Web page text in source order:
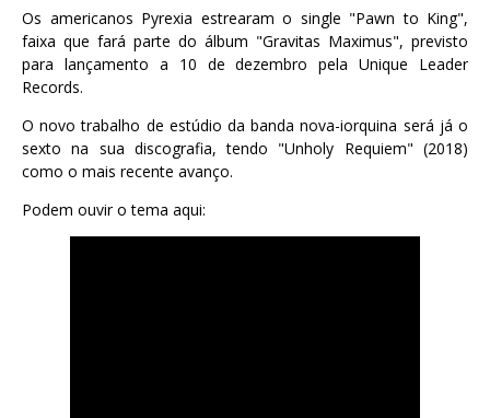
Os americanos Pyrexia estrearam o single "Pawn to King",
faixa que fará parte do álbum "Gravitas Maximus", previsto
para lançamento a 10 de dezembro pela Unique Leader
Records.
O novo trabalho de estúdio da banda nova-iorquina será já o
sexto na sua discografia, tendo "Unholy Requiem" (2018)
como o mais recente avanço.
Podem ouvir o tema aqui: